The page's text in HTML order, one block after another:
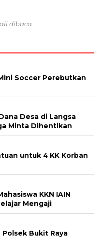
dibaca
Soccer Perebutkan
Desa di Langsa
Minta Dihentikan
untuk 4 KK Korban
KKN IAIN
Mengaji
Bukit Raya